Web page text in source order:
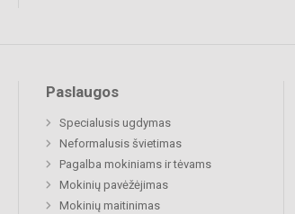
Paslaugos
Specialusis ugdymas
Neformalusis švietimas
Pagalba mokiniams ir tėvams
Mokinių pavėžėjimas
Mokinių maitinimas